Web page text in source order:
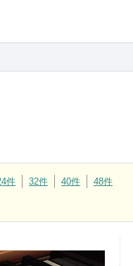
件 32件 40件 48件